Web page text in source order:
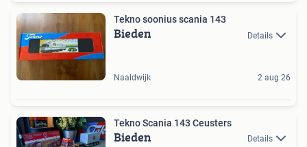
Tekno soonius scania 143
Bieden Details
Naaldwijk 2 aug 26
Tekno Scania 143 Ceusters
Bieden Details